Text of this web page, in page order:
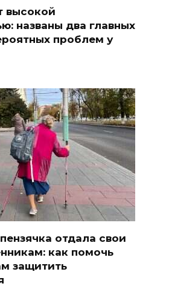
высокой
названы два главных
проблем у
отдала свои
как помочь
защитить